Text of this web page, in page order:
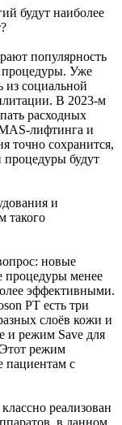
будут наиболее
популярность
Уже
из социальной
В 2023-м
расходных
лифтинга и
точно сохранится,
процедуры будут
и
такого
новые
процедуры менее
эффективными.
PT есть три
слоёв кожи и
и режим Save для
режим
пациентам с
реализован
в данном